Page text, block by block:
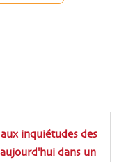
inquiétudes des
dans un